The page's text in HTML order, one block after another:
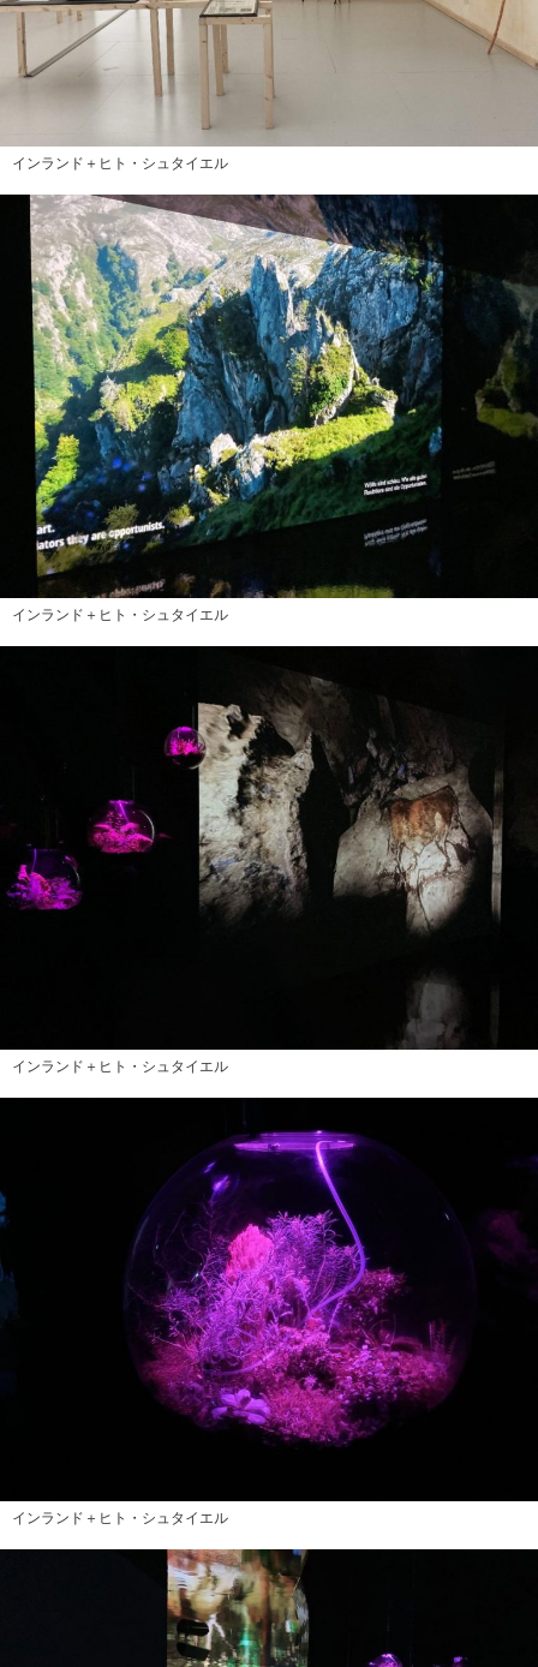
インランド＋ヒト・シュタイエル
インランド＋ヒト・シュタイエル
インランド＋ヒト・シュタイエル
インランド＋ヒト・シュタイエル